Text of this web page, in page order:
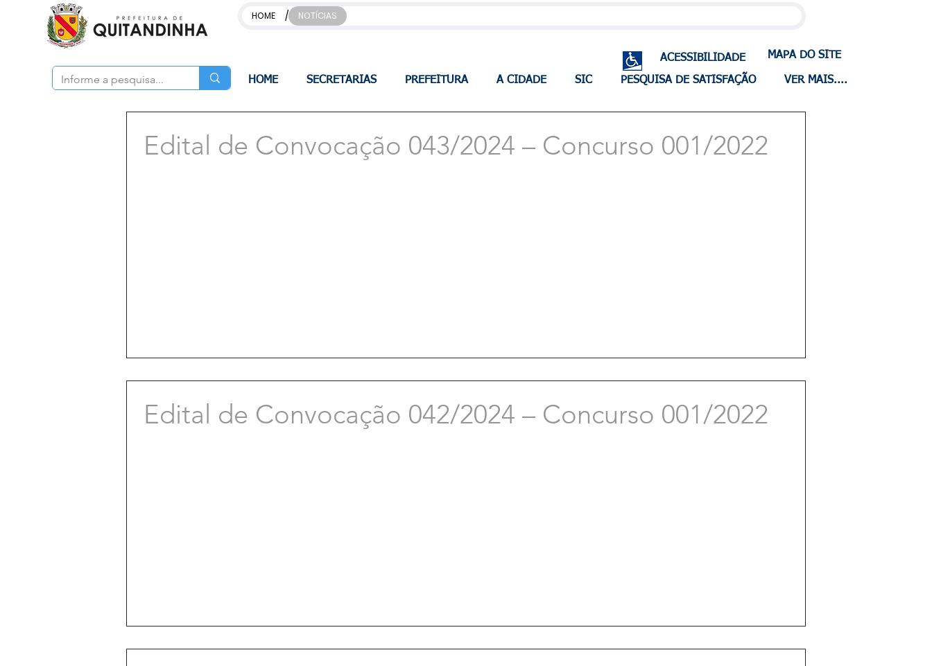
HOME / NOTÍCIAS
ACESSIBILIDADE MAPA DO SITE
HOME SECRETARIAS PREFEITURA A CIDADE SIC PESQUISA DE SATISFAÇÃO VER MAIS....
Edital de Convocação 043/2024 – Concurso 001/2022
Edital de Convocação 042/2024 – Concurso 001/2022